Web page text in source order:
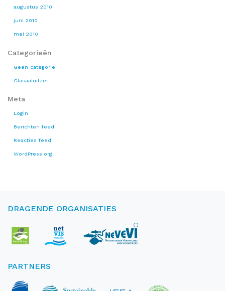
augustus 2010
juni 2010
mei 2010
Categorieën
Geen categorie
Glasaaluitzet
Meta
Login
Berichten feed
Reacties feed
WordPress.org
DRAGENDE ORGANISATIES
PARTNERS